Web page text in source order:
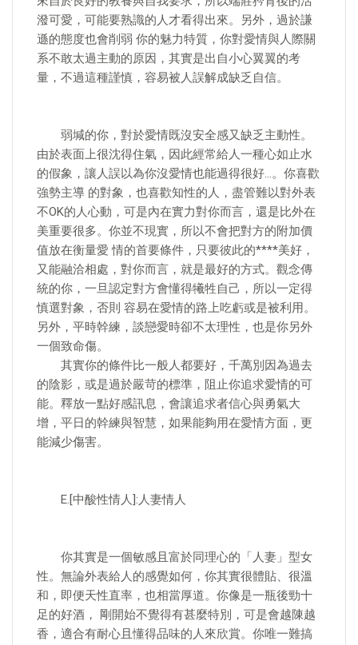
潑可愛，可能要熟識的人才看得出來。另外，過於謙
遜的態度也會削弱 你的魅力特質，你對愛情與人際關
系不敢太過主動的原因，其實是出自小心翼翼的考
量，不過這種謹慎，容易被人誤解成缺乏自信。
弱堿的你，對於愛情既沒安全感又缺乏主動性。
由於表面上很沈得住氣，因此經常給人一種心如止水
的假象，讓人誤以為你沒愛情也能過得很好…。你喜歡
強勢主導 的對象，也喜歡知性的人，盡管難以對外表
不OK的人心動，可是內在實力對你而言，還是比外在
美重要很多。你並不現實，所以不會把對方的附加價
值放在衡量愛 情的首要條件，只要彼此的****美好，
又能融洽相處，對你而言，就是最好的方式。觀念傳
統的你，一旦認定對方會懂得犧牲自己，所以一定得
慎選對象，否則 容易在愛情的路上吃虧或是被利用。
另外，平時幹練，談戀愛時卻不太理性，也是你另外
一個致命傷。
其實你的條件比一般人都要好，千萬別因為過去
的陰影，或是過於嚴苛的標準，阻止你追求愛情的可
能。釋放一點好感訊息，會讓追求者信心與勇氣大
增，平日的幹練與智慧，如果能夠用在愛情方面，更
能減少傷害。
E.[中酸性情人]:人妻情人
你其實是一個敏感且富於同理心的「人妻」型女
性。無論外表給人的感覺如何，你其實很體貼、很溫
和，即便天性直率，也相當厚道。你像是一瓶後勁十
足的好酒， 剛開始不覺得有甚麼特別，可是會越陳越
香，適合有耐心且懂得品味的人來欣賞。你唯一難搞